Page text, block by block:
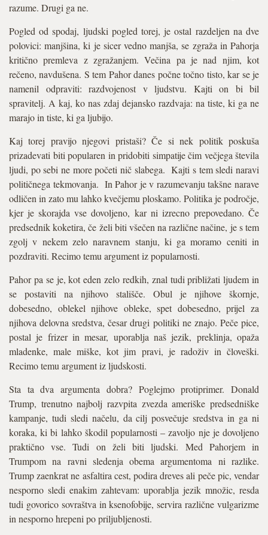
razume. Drugi ga ne.
Pogled od spodaj, ljudski pogled torej, je ostal razdeljen na dve
polovici: manjšina, ki je sicer vedno manjša, se zgraža in Pahorja
kritično premleva z zgražanjem. Večina pa je nad njim, kot
rečeno, navdušena. S tem Pahor danes počne točno tisto, kar se je
namenil odpraviti: razdvojenost v ljudstvu. Kajti on bi bil
spravitelj. A kaj, ko nas zdaj dejansko razdvaja: na tiste, ki ga ne
marajo in tiste, ki ga ljubijo.
Kaj torej pravijo njegovi pristaši? Če si nek politik poskuša
prizadevati biti popularen in pridobiti simpatije čim večjega števila
ljudi, po sebi ne more početi nič slabega. Kajti s tem sledi naravi
političnega tekmovanja. In Pahor je v razumevanju takšne narave
odličen in zato mu lahko kvečjemu ploskamo. Politika je področje,
kjer je skorajda vse dovoljeno, kar ni izrecno prepovedano. Če
predsednik koketira, če želi biti všečen na različne načine, je s tem
zgolj v nekem zelo naravnem stanju, ki ga moramo ceniti in
pozdraviti. Recimo temu argument iz popularnosti.
Pahor pa se je, kot eden zelo redkih, znal tudi približati ljudem in
se postaviti na njihovo stališče. Obul je njihove škornje,
dobesedno, oblekel njihove obleke, spet dobesedno, prijel za
njihova delovna sredstva, česar drugi politiki ne znajo. Peče pice,
postal je frizer in mesar, uporablja naš jezik, preklinja, opaža
mladenke, male miške, kot jim pravi, je radoživ in človeški.
Recimo temu argument iz ljudskosti.
Sta ta dva argumenta dobra? Poglejmo protiprimer. Donald
Trump, trenutno najbolj razvpita zvezda ameriške predsedniške
kampanje, tudi sledi načelu, da cilj posvečuje sredstva in ga ni
koraka, ki bi lahko škodil popularnosti – zavoljo nje je dovoljeno
praktično vse. Tudi on želi biti ljudski. Med Pahorjem in
Trumpom na ravni sledenja obema argumentoma ni razlike.
Trump zaenkrat ne asfaltira cest, podira dreves ali peče pic, vendar
nesporno sledi enakim zahtevam: uporablja jezik množic, resda
tudi govorico sovraštva in ksenofobije, servira različne vulgarizme
in nesporno hrepeni po priljubljenosti.